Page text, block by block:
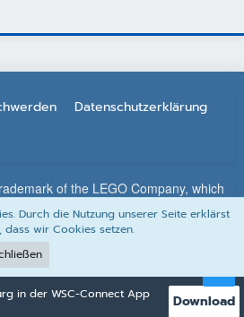
Datenschutzerklärung
of the LEGO Company, which
or endorse this site. All other
and copyrights are property of their
owners.
Software:WoltLab Suite™
in der WSC-Connect App
Download
Durch die Nutzung unserer Seite erklärst
wir Cookies setzen.